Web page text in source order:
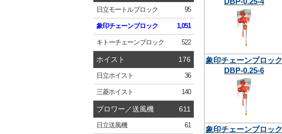
日立モートルブロック 95
象印チェーンブロック 1,051
キトーチェーンブロック 522
ホイスト 176
日立ホイスト 36
三菱ホイスト 140
ブロワー／送風機 611
日立送風機 61
象印チェーンブロック
DBP-0.25-6
象印チェーンブロック